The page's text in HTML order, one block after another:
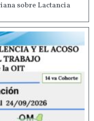
sobre Lactancia